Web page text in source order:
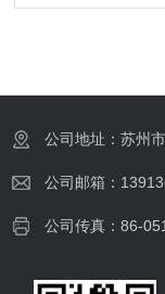
公司地址：苏州
公司邮箱：
公司传真：86-